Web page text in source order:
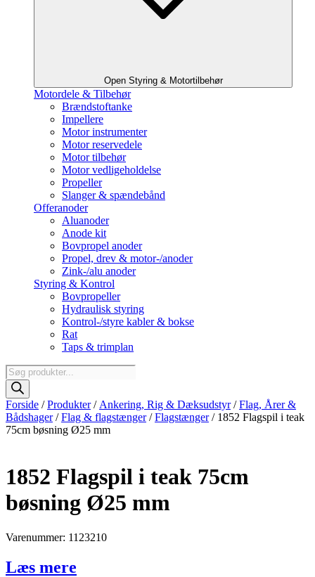
Open Styring & Motortilbehør
Motordele & Tilbehør
Brændstoftanke
Impellere
Motor instrumenter
Motor reservedele
Motor tilbehør
Motor vedligeholdelse
Propeller
Slanger & spændebånd
Offeranoder
Aluanoder
Anode kit
Bovpropel anoder
Propel, drev & motor-/anoder
Zink-/alu anoder
Styring & Kontrol
Bovpropeller
Hydraulisk styring
Kontrol-/styre kabler & bokse
Rat
Taps & trimplan
Products
search
Forside /Produkter/ Ankering, Rig & Dæksudstyr/Flag, Årer &
Bådshager/Flag & flagstænger/Flagstænger/ 1852 Flagspil i teak
75cm bøsning Ø25 mm
1852 Flagspil i teak 75cm
bøsning Ø25 mm
Varenummer: 1123210
Læs mere